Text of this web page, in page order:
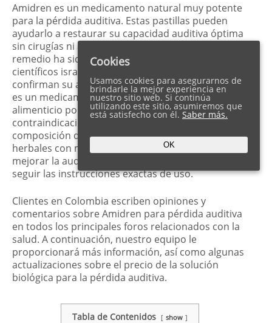
Amidren es un medicamento natural muy potente
para la pérdida auditiva. Estas pastillas pueden
ayudarlo a restaurar su capacidad auditiva óptima
sin cirugías ni audífonos. La fórmula patentada del
remedio ha sido desarrollada por los mejores
científicos israelíes. Numerosas encuestas
confirman su alta eficiencia. Además, Amidren no
es un medicamento sino un complemento
alimenticio por lo que no desencadena
contraindicaciones ni problemas de salud. La
composición del complejo consta de ingredientes
herbales con muchos beneficios en términos de
mejorar la audición. Los clientes solo necesitan
seguir las instrucciones exactas de uso.
Clientes en Colombia escriben opiniones y
comentarios sobre Amidren para pérdida auditiva
en todos los principales foros relacionados con la
salud. A continuación, nuestro equipo le
proporcionará más información, así como algunas
actualizaciones sobre el precio de la solución
biológica para la pérdida auditiva.
Tabla de Contenidos show
Cookies
Usamos cookies para asegurarnos de
brindarle la mejor experiencia en
nuestro sitio web. Si continúa
utilizando este sitio, asumiremos que
está satisfecho con él. Saber más.
OK